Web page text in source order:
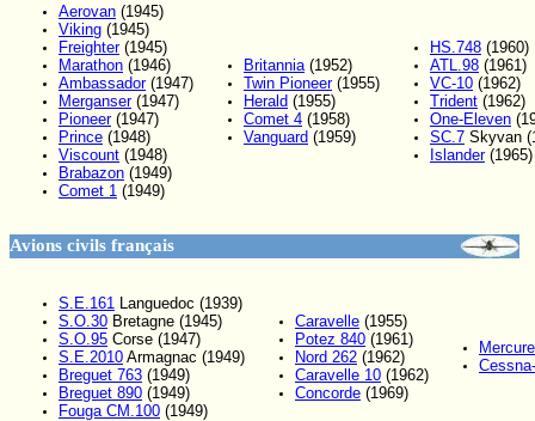
Aerovan (1945)
Viking (1945)
Freighter(1945)
Marathon (1946)
Ambassador(1947)
Merganser(1947)
Pioneer(1947)
Prince (1948)
Viscount (1948)
Brabazon (1949)
Comet 1 (1949)
Britannia (1952)
Twin Pioneer(1955)
Herald (1955)
Comet 4 (1958)
Vanguard (1959)
HS.748 (1960)
ATL.98 (1961)
VC-10 (1962)
Trident (1962)
One-Eleven
SC.7 Skyvan
Islander(1965)
Avions civils français
S.E.161 Languedoc (1939)
S.O.30 Bretagne (1945)
S.O.95 Corse (1947)
S.E.2010 Armagnac (1949)
Breguet 763 (1949)
Breguet 890 (1949)
Fouga CM.100 (1949)
Caravelle (1955)
Potez 840 (1961)
Nord 262 (1962)
Caravelle 10 (1962)
Concorde (1969)
Mercure